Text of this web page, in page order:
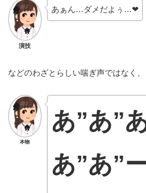
演技
あぁん…ダメだよぅ…❤
などのわざとらしい喘ぎ声ではなく、
本物
あ”あ”
あ”あ”